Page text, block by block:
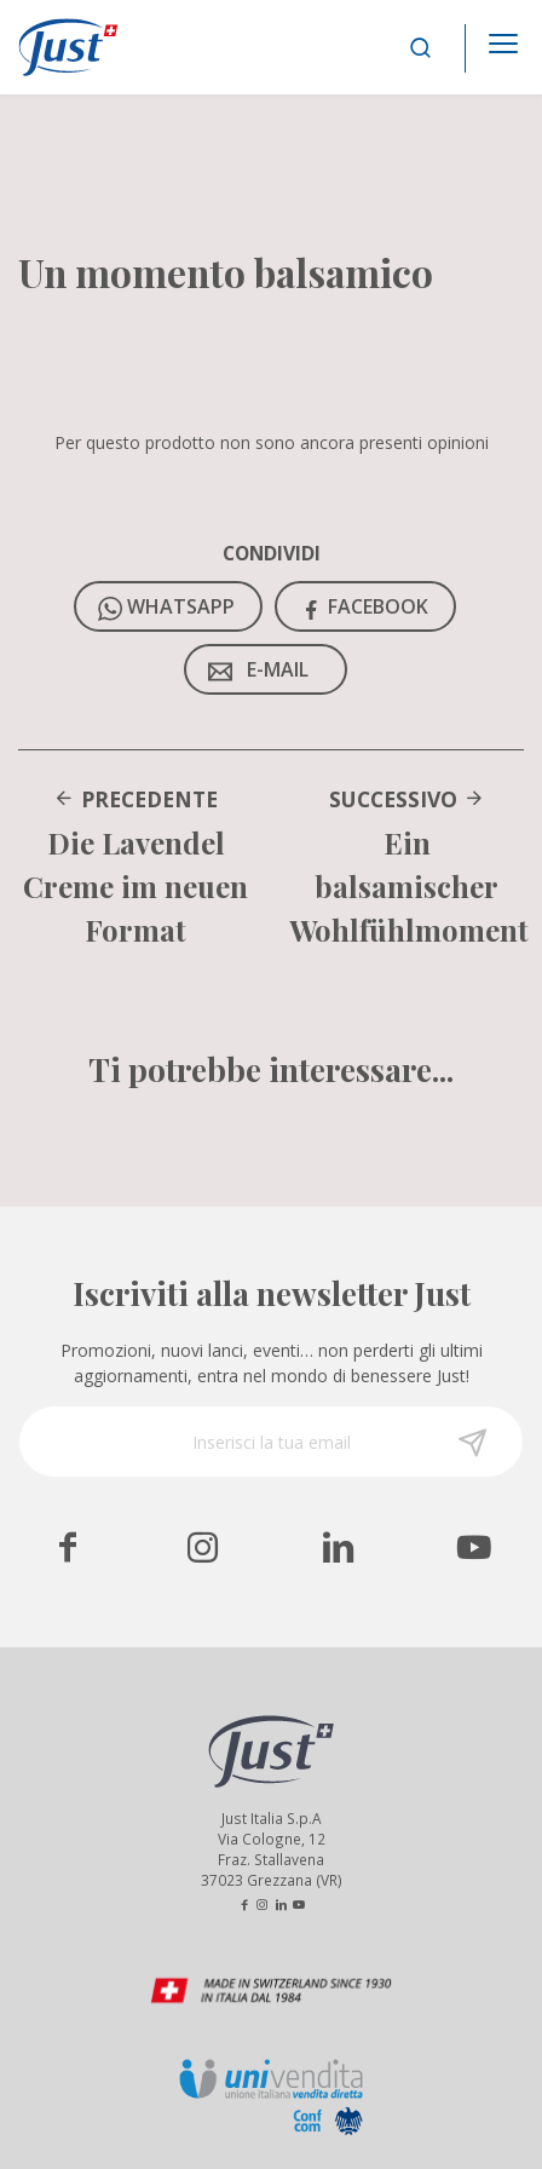
Main Navigation
Un momento balsamico
Per questo prodotto non sono ancora presenti opinioni
CONDIVIDI
WHATSAPP
FACEBOOK
E-MAIL
PRECEDENTE
Die Lavendel
Creme im neuen
Format
SUCCESSIVO
Ein
balsamischer
Wohlfühlmoment
Ti potrebbe interessare...
Iscriviti alla newsletter Just
Promozioni, nuovi lanci, eventi… non perderti gli ultimi
aggiornamenti, entra nel mondo di benessere Just!
Just Italia S.p.A
Via Cologne, 12
Fraz. Stallavena
37023 Grezzana (VR)